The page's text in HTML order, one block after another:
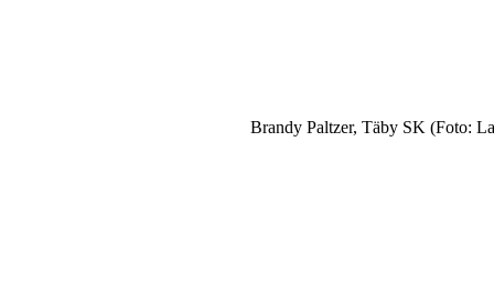
Brandy Paltzer, Täby SK (Foto: